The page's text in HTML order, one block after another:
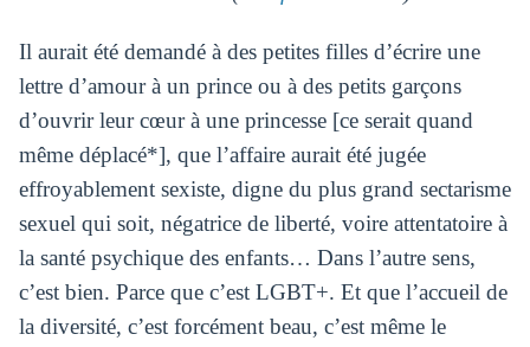
Il aurait été demandé à des petites filles d’écrire une
lettre d’amour à un prince ou à des petits garçons
d’ouvrir leur cœur à une princesse [ce serait quand
même déplacé*], que l’affaire aurait été jugée
effroyablement sexiste, digne du plus grand sectarisme
sexuel qui soit, négatrice de liberté, voire attentatoire à
la santé psychique des enfants… Dans l’autre sens,
c’est bien. Parce que c’est LGBT+. Et que l’accueil de
la diversité, c’est forcément beau, c’est même le